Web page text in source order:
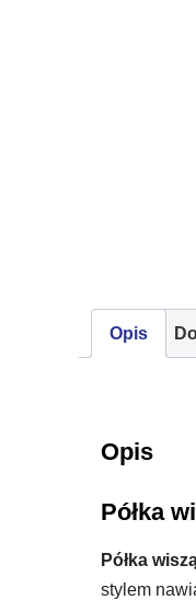
Opis
Opis
Półka
Półka
stylem